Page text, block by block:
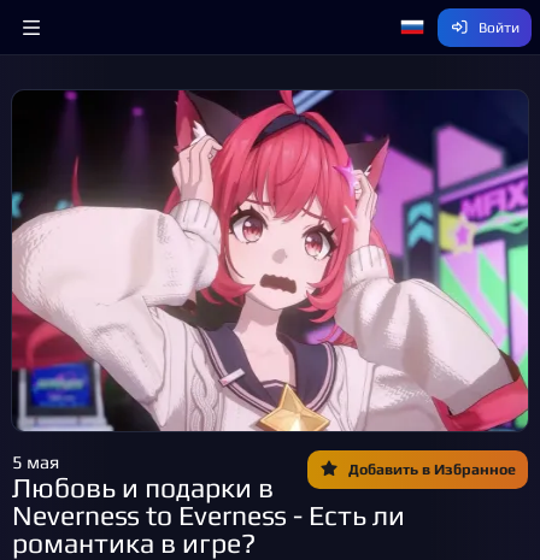
Войти
Добавить в Избранное
5 мая
Любовь и подарки в
Neverness to Everness - Есть ли
романтика в игре?